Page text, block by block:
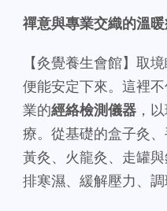
禪意與專業交織的溫
【灸覺養生會館】取
便能安定下來。這裡
業的經絡檢測儀器 ，
療。從基礎的盒子灸
黃灸、火龍灸、走罐
排寒濕、緩解壓力、調